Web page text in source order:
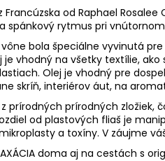
Francúzska od Raphael
spánkový rytmus pri
bola špeciálne vyvinutá
je vhodný na všetky textílie,
Olej je vhodný pre
skríň, interiérov áut, na
prírodných prírodných zložiek,
od plastových fliaš je
a toxíny. V záujme
doma aj na cestách